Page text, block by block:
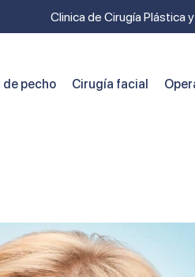
Clinica de Cirugía Plástica
de pecho Cirugía facial